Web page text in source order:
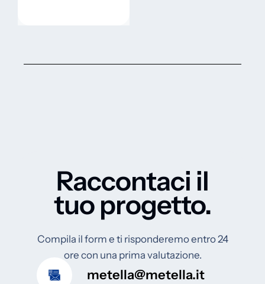
Raccontaci il
tuo progetto.
Compila il form e ti risponderemo entro 24
ore con una prima valutazione.
metella@metella.it